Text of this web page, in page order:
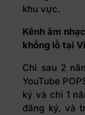
khu vực.
Kênh âm
khổng lồ tại
Chỉ sau 2
YouTube
ký và chỉ 1
đăng ký, và